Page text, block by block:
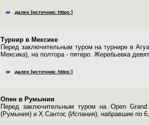
далее [источник: https:]
Турнир в Мексике
Перед заключительным туром на турнире в
Мексика), на полтора - пятеро. Жеребьевка
далее [источник: https:]
Опен в Румынии
Перед заключительным туром на Open
(Румыния) и Х.Сантос (Испания), набравшие по